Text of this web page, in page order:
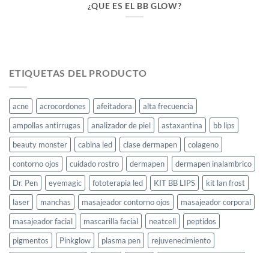
¿QUE ES EL BB GLOW?
ETIQUETAS DEL PRODUCTO
acne acrocordones afeitadora
alta frecuencia
ampollas antirrugas
analizador de piel astaxantina
bb lips
beauty monster
cabina led clase dermapen
colageno
contorno ojos
cuidado rostro dermapen
dermapen inalambrico
Dr. Pen
eyemagic fototerapia led KIT BB LIPS
kit lan frost
laser
manchas masajeador contorno ojos
masajeador corporal
masajeador facial
mascarilla facial neatcell
peptidos
pigmentos
Pinkglow plasma pen
rejuvenecimiento